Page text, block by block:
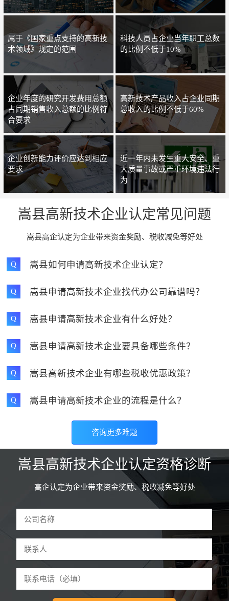
属于《国家重点支持的高新技
术领域》规定的范围
科技人员占企业当年职工总数
的比例不低于10%
企业年度的研究开发费用总额
占同期销售收入总额的比例符
合要求
高新技术产品收入占企业同期
总收入的比例不低于60%
企业创新能力评价应达到相应
要求
近一年内未发生重大安全、重
大质量事故或严重环境违法行
为
嵩县高新技术企业认定常见问题
嵩县高企认定为企业带来资金奖励、税收减免等好处
Q 嵩县如何申请高新技术企业认定？
Q 嵩县申请高新技术企业找代办公司靠谱吗？
Q 嵩县申请高新技术企业有什么好处？
Q 嵩县申请高新技术企业要具备哪些条件？
Q 嵩县高新技术企业有哪些税收优惠政策？
Q 嵩县申请高新技术企业的流程是什么？
咨询更多难题
嵩县高新技术企业认定资格诊断
高企认定为企业带来资金奖励、税收减免等好处
驻马店和****技术有限公司 曹先生
河南怀****网络科技公司 李先生3分钟前申请诊断
郑州东****设备有限公司 魏先生5分钟前申请诊断
开封鼎****技术有限公司 张先生
12分钟前申请
诊断
洛阳餐****科技有限公司 刘先生
安阳山****股份有限公司 王先生26分钟前申请诊断